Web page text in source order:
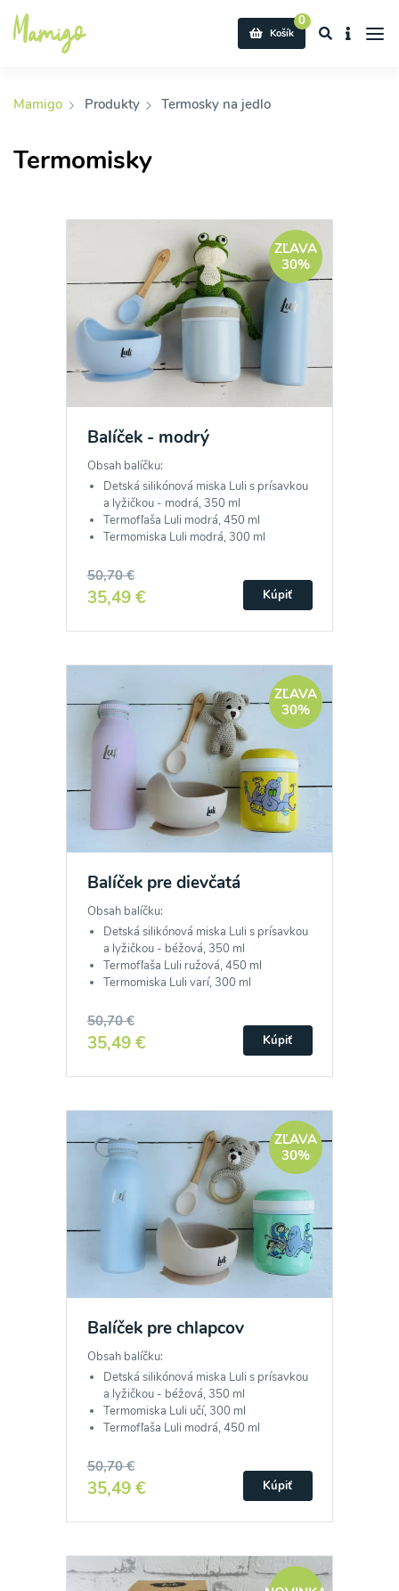
0
Košík
Mamigo Produkty Termosky na jedlo
Termomisky
ZĽAVA
30%
Balíček - modrý
Obsah balíčku:
Detská silikónová miska Luli s prísavkou
a lyžičkou - modrá, 350 ml
Termofľaša Luli modrá, 450 ml
Termomiska Luli modrá, 300 ml
50,70 €
35,49 € Kúpiť
ZĽAVA
30%
Balíček pre dievčatá
Obsah balíčku:
Detská silikónová miska Luli s prísavkou
a lyžičkou - béžová, 350 ml
Termofľaša Luli ružová, 450 ml
Termomiska Luli varí, 300 ml
50,70 €
35,49 € Kúpiť
ZĽAVA
30%
Balíček pre chlapcov
Obsah balíčku:
Detská silikónová miska Luli s prísavkou
a lyžičkou - béžová, 350 ml
Termomiska Luli učí, 300 ml
Termofľaša Luli modrá, 450 ml
50,70 €
35,49 € Kúpiť